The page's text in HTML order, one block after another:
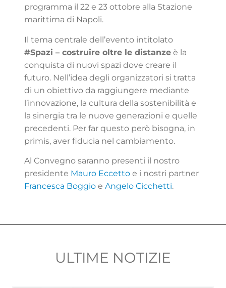
programma il 22 e 23 ottobre alla Stazione
marittima di Napoli.
Il tema centrale dell’evento intitolato
#Spazi – costruire oltre le distanze è la
conquista di nuovi spazi dove creare il
futuro. Nell’idea degli organizzatori si tratta
di un obiettivo da raggiungere mediante
l’innovazione, la cultura della sostenibilità e
la sinergia tra le nuove generazioni e quelle
precedenti. Per far questo però bisogna, in
primis, aver fiducia nel cambiamento.
Al Convegno saranno presenti il nostro
presidente Mauro Eccetto e i nostri partner
Francesca Boggio e Angelo Cicchetti.
ULTIME NOTIZIE